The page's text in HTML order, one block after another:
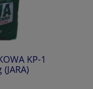
KP-1